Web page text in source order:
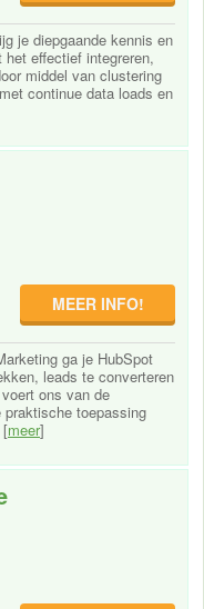
je diepgaande kennis en
effectief integreren,
middel van clustering
continue data loads en
MEER INFO!
ga je HubSpot
leads te converteren
ons van de
toepassing
[meer]